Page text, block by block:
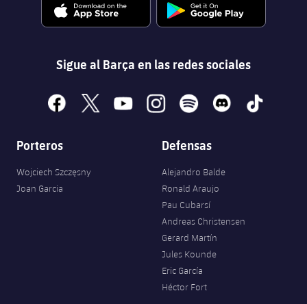
Sigue al Barça en las redes sociales
facebook
x youtubeinstagramspotify discord tiktok
Porteros
Wojciech Szczęsny
Joan Garcia
Defensas
Alejandro Balde
Ronald Araujo
Pau Cubarsí
Andreas Christensen
Gerard Martín
Jules Kounde
Eric García
Héctor Fort